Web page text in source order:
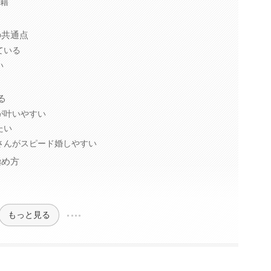
通点
いる
叶いやすい
い
がスピード婚しやすい
方
もっと見る